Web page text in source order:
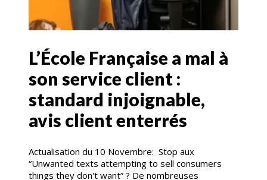
L’École Française a mal à
son service client :
standard injoignable,
avis client enterrés
Actualisation du 10 Novembre: Stop aux
“Unwanted texts attempting to sell consumers
things they don't want” ? De nombreuses